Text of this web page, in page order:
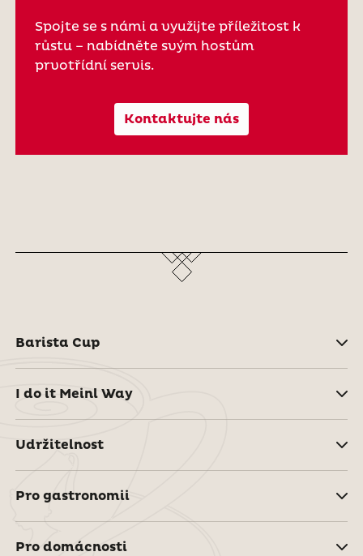
Spojte se s námi a využijte příležitost k
růstu – nabídněte svým hostům
prvotřídní servis.
Kontaktujte nás
Barista Cup
I do it Meinl Way
Udržitelnost
Pro gastronomii
Pro domácnosti